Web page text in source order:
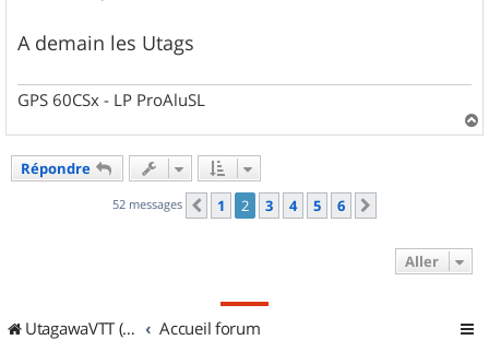
A demain les Utags
GPS 60CSx - LP ProAluSL
a
Répondre
52 messages Précédent
1 2 3 4 5 6
Aller
UtagawaVTT (Randos VTT et VTTAE avec traces GPS) Accueil forum